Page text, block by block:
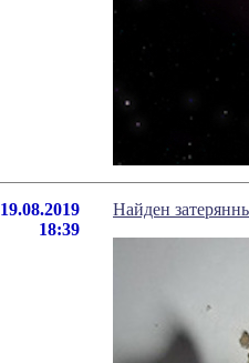
19.08.2019
18:39
Найден